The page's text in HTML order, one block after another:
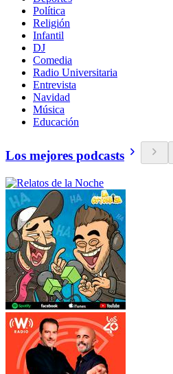
Política
Religión
Infantil
DJ
Comedia
Radio Universitaria
Entrevista
Navidad
Música
Educación
Los mejores podcasts